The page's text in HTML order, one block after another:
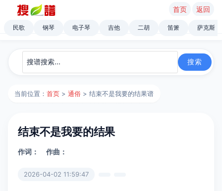
首页 返回
民歌 钢琴 电子琴 吉他 二胡 笛箫 萨克斯
当前位置：首页 >通俗 > 结束不是我要的结果谱
结束不是我要的结果
作词： 作曲：
2026-04-02 11:59:47